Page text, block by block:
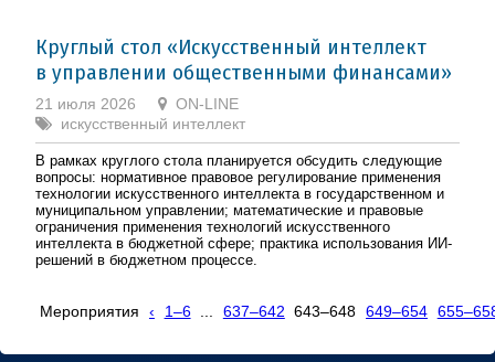
Круглый стол «Искусственный интеллект
в управлении общественными финансами»
21 июля 2026
ON-LINE
искусcтвенный интеллект
В рамках круглого стола планируется обсудить следующие
вопросы: нормативное правовое регулирование применения
технологии искусственного интеллекта в государственном и
муниципальном управлении; математические и правовые
ограничения применения технологий искусственного
интеллекта в бюджетной сфере; практика использования ИИ-
решений в бюджетном процессе.
Мероприятия ‹ 1–6 637–642 643–648 649–654